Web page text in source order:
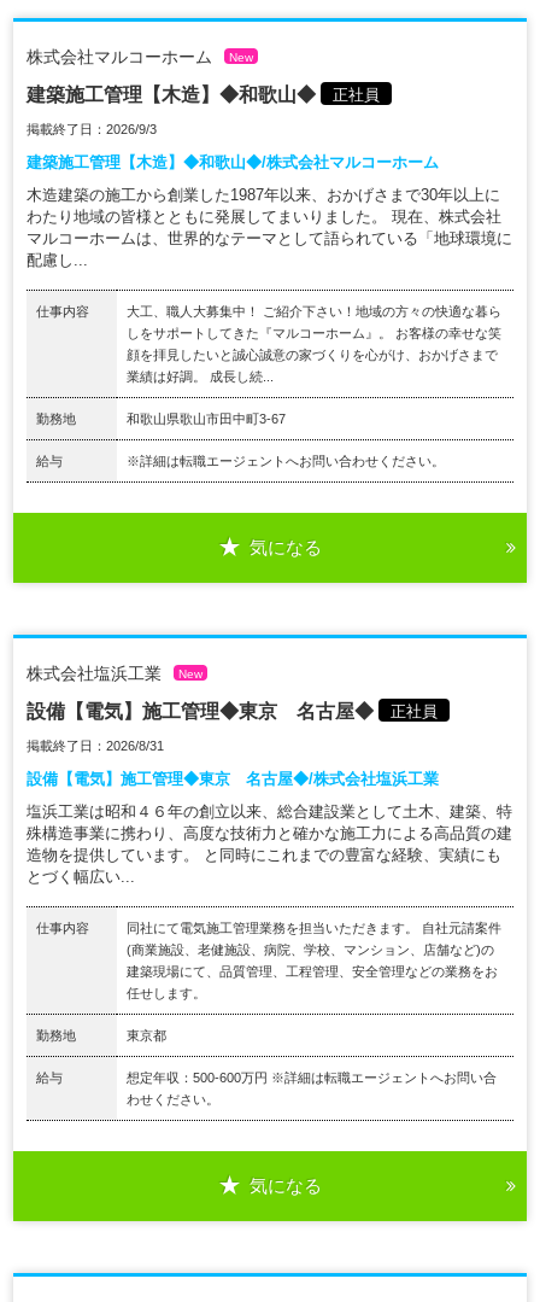
株式会社マルコーホーム New
建築施工管理【木造】◆和歌山◆ 正社員
掲載終了日：2026/9/3
建築施工管理【木造】◆和歌山◆/株式会社マルコーホーム
木造建築の施工から創業した1987年以来、おかげさまで30年以上に
わたり地域の皆様とともに発展してまいりました。 現在、株式会社
マルコーホームは、世界的なテーマとして語られている「地球環境に
配慮し...
仕事内容
大工、職人大募集中！ ご紹介下さい！地域の方々の快適な暮ら
しをサポートしてきた『マルコーホーム』。 お客様の幸せな笑
顔を拝見したいと誠心誠意の家づくりを心がけ、おかげさまで
業績は好調。 成長し続...
勤務地 和歌山県歌山市田中町3-67
給与 ※詳細は転職エージェントへお問い合わせください。
気になる
株式会社塩浜工業 New
設備【電気】施工管理◆東京 名古屋◆ 正社員
掲載終了日：2026/8/31
設備【電気】施工管理◆東京 名古屋◆/株式会社塩浜工業
塩浜工業は昭和４６年の創立以来、総合建設業として土木、建築、特
殊構造事業に携わり、高度な技術力と確かな施工力による高品質の建
造物を提供しています。 と同時にこれまでの豊富な経験、実績にも
とづく幅広い...
仕事内容
同社にて電気施工管理業務を担当いただきます。 自社元請案件
(商業施設、老健施設、病院、学校、マンション、店舗など)の
建築現場にて、品質管理、工程管理、安全管理などの業務をお
任せします。
勤務地 東京都
給与
想定年収：500-600万円 ※詳細は転職エージェントへお問い合
わせください。
気になる